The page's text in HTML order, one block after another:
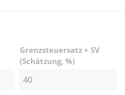
Grenzsteuersatz + SV
(Schätzung, %)